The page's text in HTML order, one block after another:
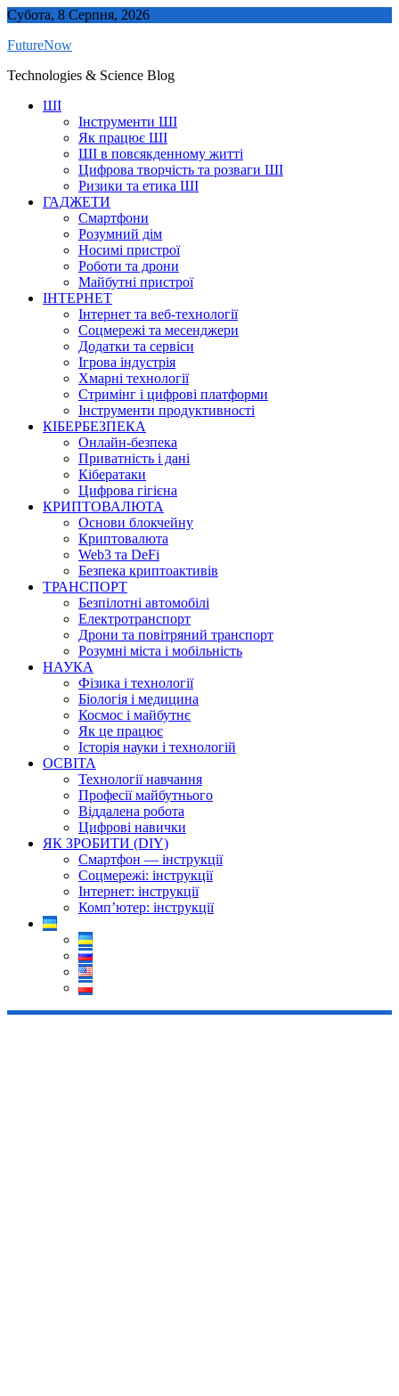
Skip
content
Субота, 8 Серпня, 2026
FutureNow
Technologies & Science Blog
ШІ
Інструменти ШІ
Як працює ШІ
ШІ в повсякденному житті
Цифрова творчість та розваги ШІ
Ризики та етика ШІ
ГАДЖЕТИ
Смартфони
Розумний дім
Носимі пристрої
Роботи та дрони
Майбутні пристрої
ІНТЕРНЕТ
Інтернет та веб-технології
Соцмережі та месенджери
Додатки та сервіси
Ігрова індустрія
Хмарні технології
Стримінг і цифрові платформи
Інструменти продуктивності
КІБЕРБЕЗПЕКА
Онлайн-безпека
Приватність і дані
Кібератаки
Цифрова гігієна
КРИПТОВАЛЮТА
Основи блокчейну
Криптовалюта
Web3 та DeFi
Безпека криптоактивів
ТРАНСПОРТ
Безпілотні автомобілі
Електротранспорт
Дрони та повітряний транспорт
Розумні міста і мобільність
НАУКА
Фізика і технології
Біологія і медицина
Космос і майбутнє
Як це працює
Історія науки і технологій
ОСВІТА
Технології навчання
Професії майбутнього
Віддалена робота
Цифрові навички
ЯК ЗРОБИТИ (DIY)
Смартфон — інструкції
Соцмережі: інструкції
Інтернет: інструкції
Комп’ютер: інструкції